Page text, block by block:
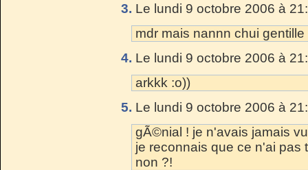
3. Le lundi 9 octobre 2006 à
mdr mais nannn chui
4. Le lundi 9 octobre 2006 à
arkkk :o))
5. Le lundi 9 octobre 2006 à
gÃ©nial ! je n'avais jamais
je reconnais que ce n'ai pas
non ?!